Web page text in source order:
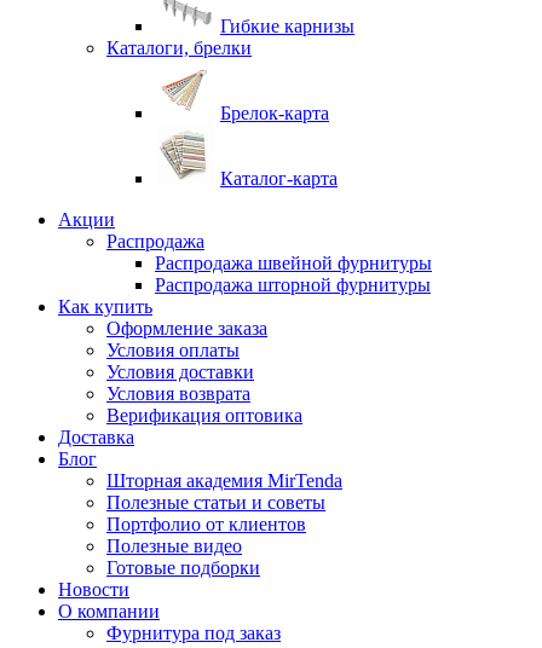
Гибкие карнизы
Каталоги, брелки
Брелок-карта
Каталог-карта
Акции
Распродажа
Распродажа швейной фурнитуры
Распродажа шторной фурнитуры
Как купить
Оформление заказа
Условия оплаты
Условия доставки
Условия возврата
Верификация оптовика
Доставка
Блог
Шторная академия MirTenda
Полезные статьи и советы
Портфолио от клиентов
Полезные видео
Готовые подборки
Новости
О компании
Фурнитура под заказ